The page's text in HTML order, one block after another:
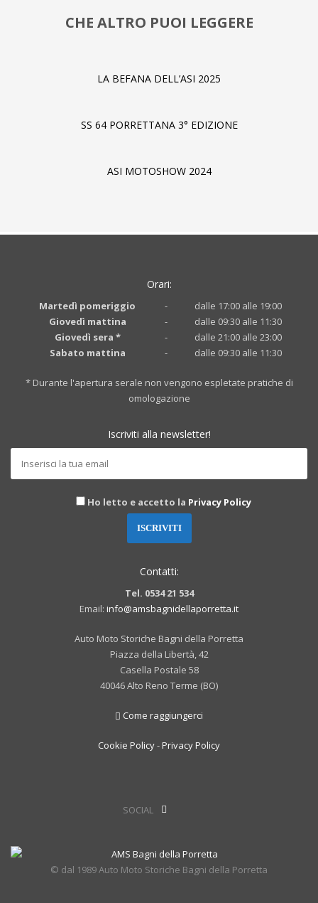
CHE ALTRO PUOI LEGGERE
LA BEFANA DELL’ASI 2025
SS 64 PORRETTANA 3° EDIZIONE
ASI MOTOSHOW 2024
Orari:
Martedì pomeriggio -
dalle 17:00 alle 19:00
Giovedì mattina
-
dalle 09:30 alle 11:30
Giovedì sera *
-
dalle 21:00 alle 23:00
Sabato mattina
- dalle 09:30 alle 11:30
* Durante l'apertura serale non vengono espletate pratiche di
omologazione
Iscriviti alla newsletter!
Ho letto e accetto la Privacy Policy
Contatti:
Tel. 0534 21 534
Email: info@amsbagnidellaporretta.it
Auto Moto Storiche Bagni della Porretta
Piazza della Libertà, 42
Casella Postale 58
40046 Alto Reno Terme (BO)
Come raggiungerci
Cookie Policy-Privacy Policy
SOCIAL
© dal 1989 Auto Moto Storiche Bagni della Porretta